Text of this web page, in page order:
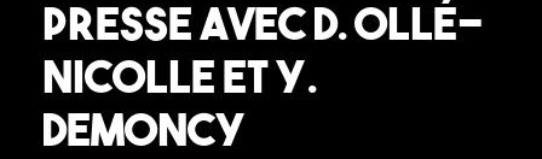
presse avec D. Ollé-
Nicolle et Y.
Demoncy